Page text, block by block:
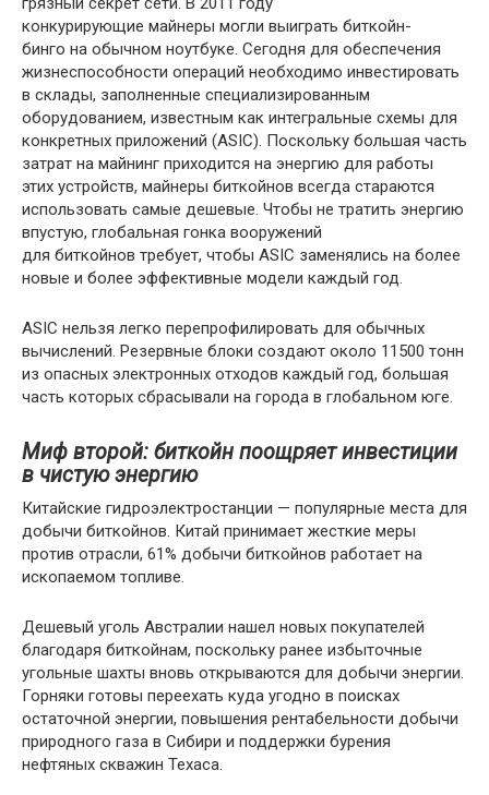
конкурирующие майнеры могли выиграть биткойн-
бинго на обычном ноутбуке. Сегодня для обеспечения
жизнеспособности операций необходимо инвестировать
в склады, заполненные специализированным
оборудованием, известным как интегральные схемы для
конкретных приложений (ASIC). Поскольку большая часть
затрат на майнинг приходится на энергию для работы
этих устройств, майнеры биткойнов всегда стараются
использовать самые дешевые. Чтобы не тратить энергию
впустую, глобальная гонка вооружений
для биткойнов требует, чтобы ASIC заменялись на более
новые и более эффективные модели каждый год.
ASIC нельзя легко перепрофилировать для обычных
вычислений. Резервные блоки создают около 11500 тонн
из опасных электронных отходов каждый год, большая
часть которых сбрасывали на города в глобальном юге.
Миф второй: биткойн поощряет инвестиции
в чистую энергию
Китайские гидроэлектростанции — популярные места для
добычи биткойнов. Китай принимает жесткие меры
против отрасли, 61% добычи биткойнов работает на
ископаемом топливе.
Дешевый уголь Австралии нашел новых покупателей
благодаря биткойнам, поскольку ранее избыточные
угольные шахты вновь открываются для добычи энергии.
Горняки готовы переехать куда угодно в поисках
остаточной энергии, повышения рентабельности добычи
природного газа в Сибири и поддержки бурения
нефтяных скважин Техаса.